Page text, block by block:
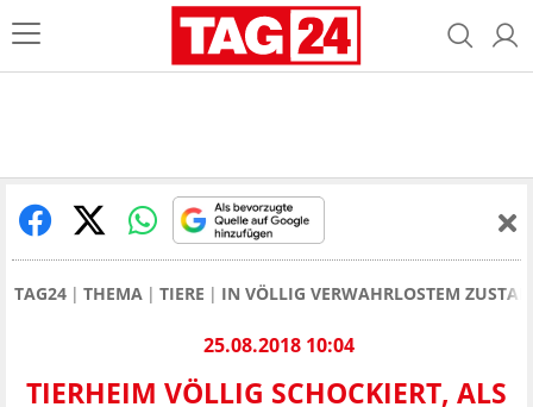
TAG24 THEMA TIERE IN VÖLLIG VERWAHRLOSTEM
25.08.2018 10:04
TIERHEIM VÖLLIG SCHOCKIERT, ALS